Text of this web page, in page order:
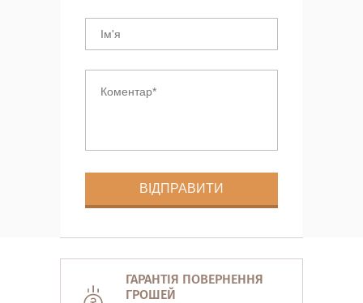
ГАРАНТІЯ ПОВЕРНЕННЯ
ГРОШЕЙ